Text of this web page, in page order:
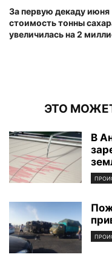
За первую декаду июня
стоимость тонны
увеличилась на 2
ЭТО
В